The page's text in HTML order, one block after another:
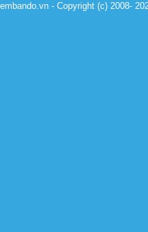
- Copyright (c) 2008-